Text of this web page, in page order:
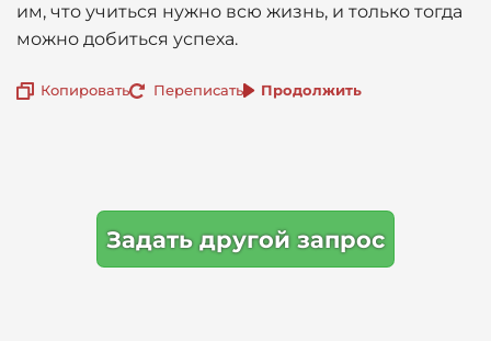
им, что учиться нужно всю жизнь, и только тогда
можно добиться успеха.
Копировать Переписать Продолжить
Задать другой запрос